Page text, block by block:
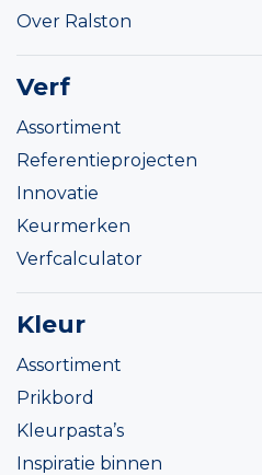
Over Ralston
Verf
Assortiment
Referentieprojecten
Innovatie
Keurmerken
Verfcalculator
Kleur
Assortiment
Prikbord
Kleurpasta’s
Inspiratie binnen